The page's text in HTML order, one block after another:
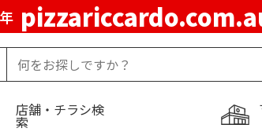
店舗・チラシ検
索